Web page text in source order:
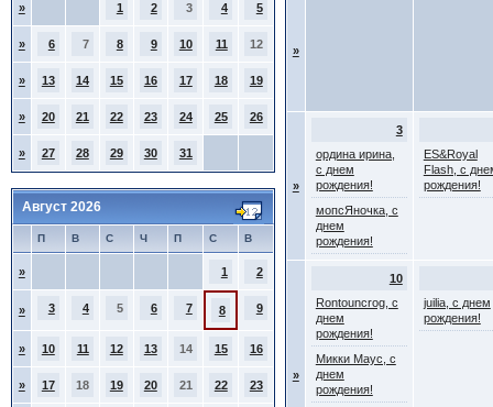
» 1 2 3 4 5
» 6 7 8 9 10 11 12
» 13 14 15 16 17 18 19
» 20 21 22 23 24 25 26
» 27 28 29 30 31
Август 2026
П В С Ч П С В
» 1 2
» 3 4 5 6 7 8 9
» 10 11 12 13 14 15 16
» 17 18 19 20 21 22 23
»
»
3
ордина ирина,
с днем
рождения!
мопсЯночка, с
днем
рождения!
ES&Royal
Flash, с
рождения!
»
10
Rontouncrog, с
днем
рождения!
Микки Маус, с
днем
рождения!
juilia, с днем
рождения!